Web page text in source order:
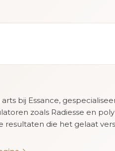
bij Essance,
zoals Radiesse en
resultaten die het gelaat